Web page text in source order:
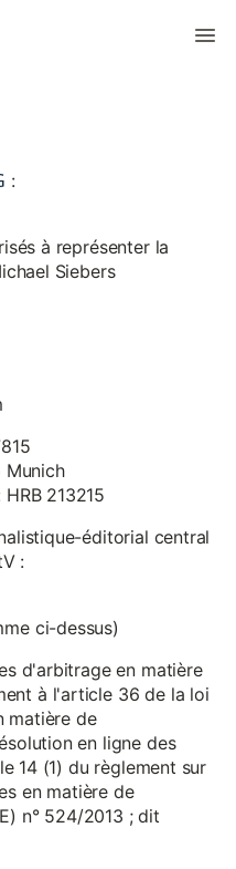
:
à représenter la
Siebers
Munich
213215
éditorial central
:
ci-dessus)
d'arbitrage en matière
à l'article 36 de la loi
matière de
en ligne des
14 (1) du règlement sur
en matière de
n° 524/2013 ; dit